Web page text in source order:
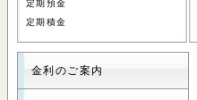
定期預金
定期積金
金利のご案内